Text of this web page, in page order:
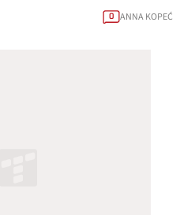
0 ANNA KOPEĆ